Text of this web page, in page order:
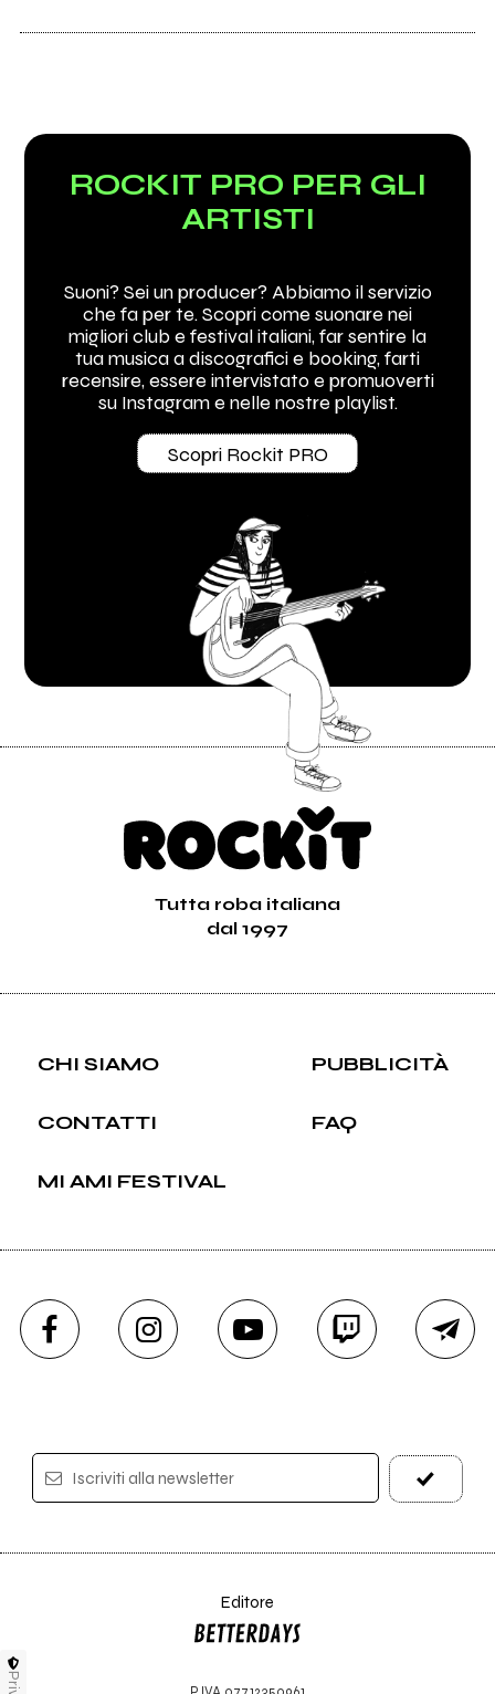
ROCKIT PRO PER GLI
ARTISTI
Suoni? Sei un producer? Abbiamo il servizio
che fa per te. Scopri come suonare nei
migliori club e festival italiani, far sentire la
tua musica a discografici e booking, farti
recensire, essere intervistato e promuoverti
su Instagram e nelle nostre playlist.
Scopri Rockit PRO
Tutta roba italiana
dal 1997
CHI SIAMO PUBBLICITÀ
CONTATTI FAQ
MI AMI FESTIVAL
Iscriviti alla newsletter
Editore